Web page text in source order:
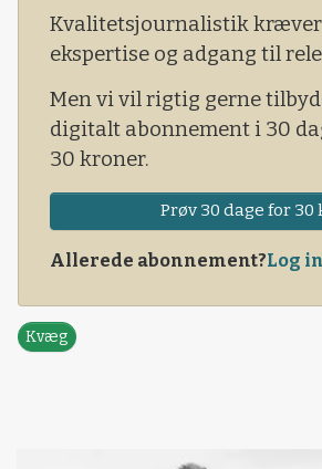
Kvalitetsjournalistik kræver
ekspertise og adgang til
Men vi vil rigtig gerne
digitalt abonnement i 30
30 kroner.
Prøv 30 dage for 30
Allerede abonnement?Log
Kvæg